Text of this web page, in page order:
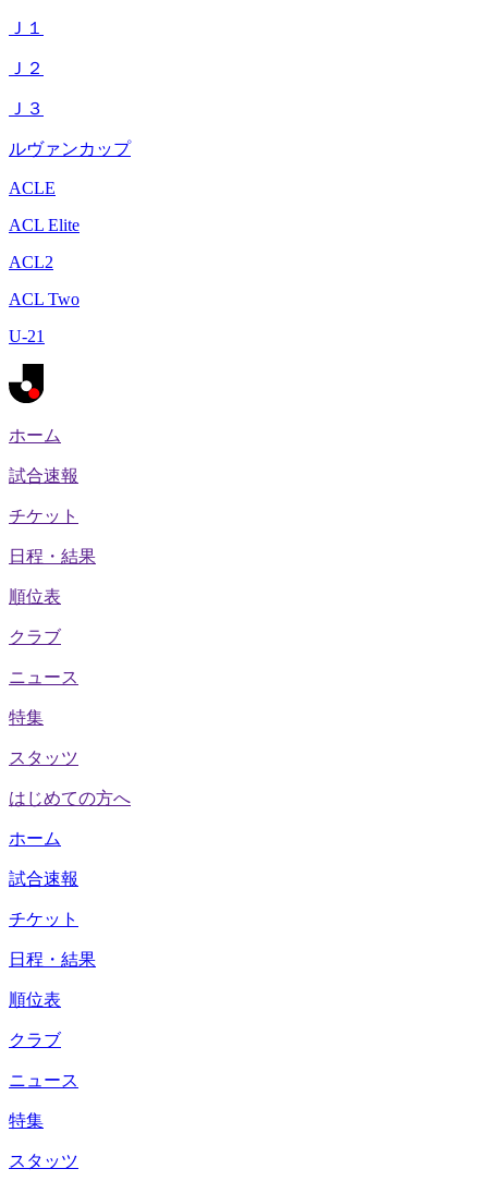
Ｊ１
Ｊ２
Ｊ３
ルヴァンカップ
ACLE
ACL Elite
ACL2
ACL Two
U-21
ホーム
試合速報
チケット
日程・結果
順位表
クラブ
ニュース
特集
スタッツ
はじめての方へ
ホーム
試合速報
チケット
日程・結果
順位表
クラブ
ニュース
特集
スタッツ